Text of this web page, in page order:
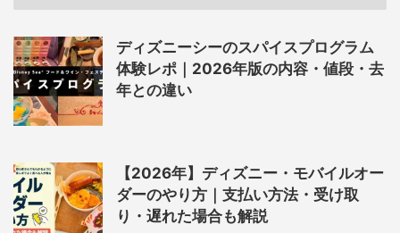
ディズニーシーのスパイスプログラム
体験レポ｜2026年版の内容・値段・去
年との違い
【2026年】ディズニー・モバイルオー
ダーのやり方｜支払い方法・受け取
り・遅れた場合も解説